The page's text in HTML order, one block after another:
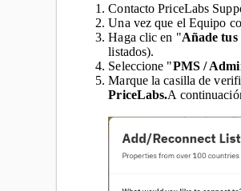
Contacto PriceLabs
Una vez que el Equipo
Haga clic en "Añade tus
listados).
Seleccione "PMS /
Marque la casilla de
PriceLabs.A